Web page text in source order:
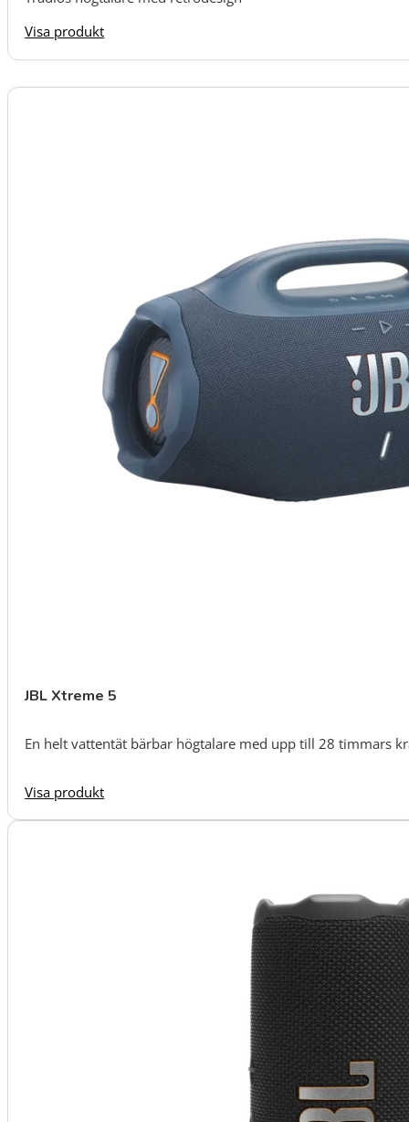
Visa produkt
JBL Xtreme 5
En helt vattentät bärbar högtalare med upp till 28 timmars
Visa produkt